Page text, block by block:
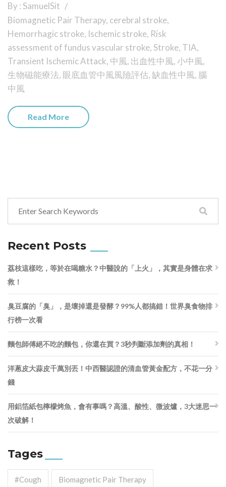
By : SamuelSit
Biomagnetic Pair Therapy, cerebral stroke,
Hemorrhagic stroke, Ischemic stroke, Risk
assessment of fundus vascular stroke, Stroke, TIA,
Transient Ischemic Attack, 中風, 出血性中風,小中風,
生物磁能療法, 眼底血管中風風險評估,缺血性中風, 腦
中風
Read More
Recent Posts
荔枝這樣吃，等於在喝糖水？中醫說的「上火」，其實是身體在求
救！
臭豆腐的「臭」，是壞掉還是發酵？99%人都搞錯！世界臭食物排
行榜一次看
麵包師傅絕不吃的麵包，你還在買？3秒判斷添加劑的真相！
洋蔥皮大蒜皮千萬別丟！中西醫認證的清血管黃金配方，不花一分
錢
用鋁箔紙包檸檬烤魚，會有事嗎？高溫、酸性、微波爐，3大迷思一
次破解！
Tages
#cough Biomagnetic Pair Therapy